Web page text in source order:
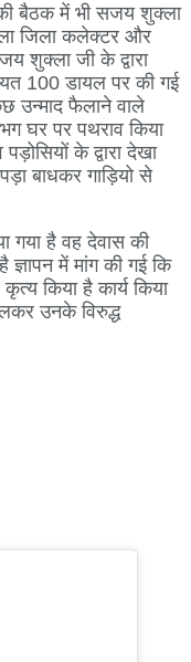
की बैठक में भी सजय शुक्ला
जिला कलेक्टर और
शुक्ला जी के द्वारा
100 डायल पर की गई
उन्माद फैलाने वाले
घर पर पथराव किया
के ‌द्वारा देखा
बाधकर गाड़ियो से
गया है वह देवास की
ज्ञापन में मांग की गई कि
किया है कार्य किया
उनके विरुद्ध